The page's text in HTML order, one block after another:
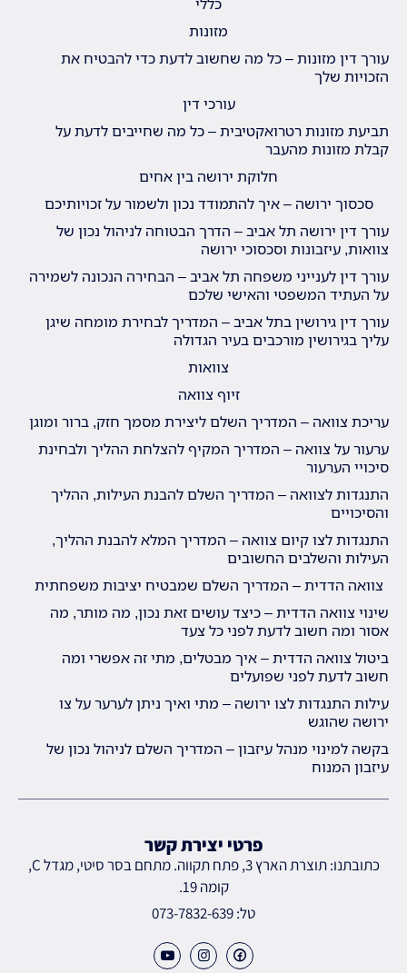
מזונות
עורך דין מזונות – כל מה שחשוב לדעת כדי להבטיח את
הזכויות שלך
עורכי דין
תביעת מזונות רטרואקטיבית – כל מה שחייבים לדעת על
קבלת מזונות מהעבר
חלוקת ירושה בין אחים
סכסוך ירושה – איך להתמודד נכון ולשמור על זכויותיכם
עורך דין ירושה תל אביב – הדרך הבטוחה לניהול נכון של
צוואות, עיזבונות וסכסוכי ירושה
עורך דין לענייני משפחה תל אביב – הבחירה הנכונה לשמירה
על העתיד המשפטי והאישי שלכם
עורך דין גירושין בתל אביב – המדריך לבחירת מומחה שיגן
עליך בגירושין מורכבים בעיר הגדולה
צוואות
זיוף צוואה
עריכת צוואה – המדריך השלם ליצירת מסמך חזק, ברור ומוגן
ערעור על צוואה – המדריך המקיף להצלחת ההליך ולבחינת
סיכויי הערעור
התנגדות לצוואה – המדריך השלם להבנת העילות, ההליך
והסיכויים
התנגדות לצו קיום צוואה – המדריך המלא להבנת ההליך,
העילות והשלבים החשובים
צוואה הדדית – המדריך השלם שמבטיח יציבות משפחתית
שינוי צוואה הדדית – כיצד עושים זאת נכון, מה מותר, מה
אסור ומה חשוב לדעת לפני כל צעד
ביטול צוואה הדדית – איך מבטלים, מתי זה אפשרי ומה
חשוב לדעת לפני שפועלים
עילות התנגדות לצו ירושה – מתי ואיך ניתן לערער על צו
ירושה שהוגש
בקשה למינוי מנהל עיזבון – המדריך השלם לניהול נכון של
עיזבון המנוח
פרטי יצירת קשר
כתובתנו: תוצרת הארץ 3, פתח תקווה. מתחם בסר סיטי, מגדל C,
קומה 19.
טל: 073-7832-639